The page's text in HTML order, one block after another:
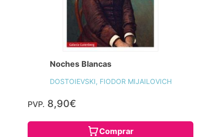
Noches Blancas
DOSTOIEVSKI, FIODOR MIJAILOVICH
PVP. 8,90€
Comprar